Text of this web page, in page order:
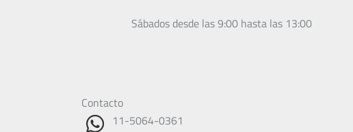
Sábados desde las 9:00 hasta las 13:00
Contacto
11-5064-0361